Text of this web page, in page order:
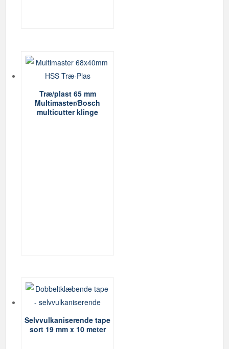
Træ/plast 65 mm
Multimaster/Bosch
multicutter klinge
Selvvulkaniserende tape
sort 19 mm x 10 meter